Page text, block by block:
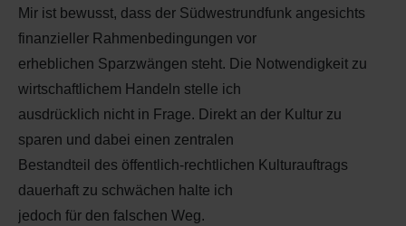
Mir ist bewusst, dass der Südwestrundfunk angesichts
finanzieller Rahmenbedingungen vor
erheblichen Sparzwängen steht. Die Notwendigkeit zu
wirtschaftlichem Handeln stelle ich
ausdrücklich nicht in Frage. Direkt an der Kultur zu
sparen und dabei einen zentralen
Bestandteil des öffentlich-rechtlichen Kulturauftrags
dauerhaft zu schwächen halte ich
jedoch für den falschen Weg.